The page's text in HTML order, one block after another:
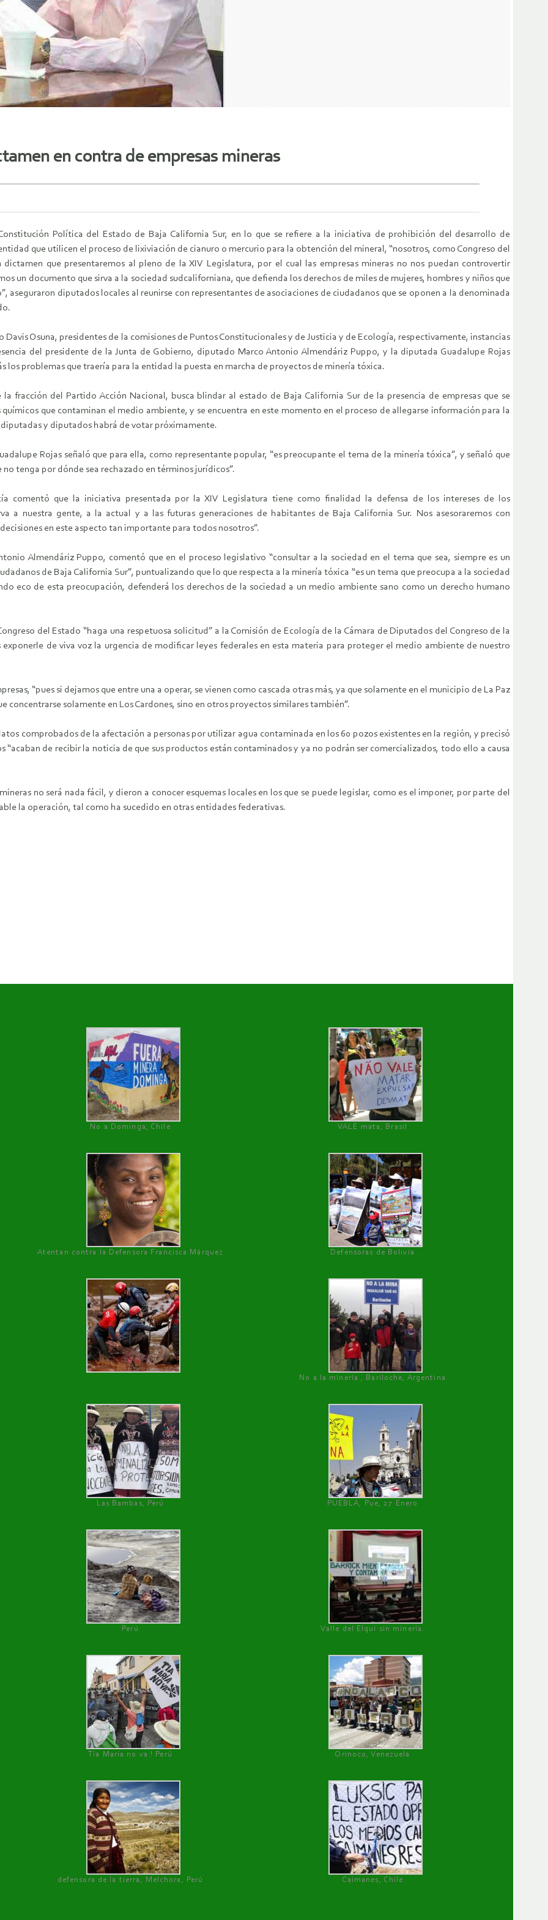
en contra de empresas mineras
Política del Estado de Baja California Sur, en lo que se refiere a la iniciativa de prohibición del desarrollo de
que utilicen el proceso de lixiviación de cianuro o mercurio para la obtención del mineral, “nosotros, como Congreso del
dictamen que presentaremos al pleno de la XIV Legislatura, por el cual las empresas mineras no nos puedan controvertir
un documento que sirva a la sociedad sudcaliforniana, que defienda los derechos de miles de mujeres, hombres y niños que
aseguraron diputados locales al reunirse con representantes de asociaciones de ciudadanos que se oponen a la denominada
Osuna, presidentes de la comisiones de Puntos Constitucionales y de Justicia y de Ecología, respectivamente, instancias
del presidente de la Junta de Gobierno, diputado Marco Antonio Almendáriz Puppo, y la diputada Guadalupe Rojas
los problemas que traería para la entidad la puesta en marcha de proyectos de minería tóxica.
fracción del Partido Acción Nacional, busca blindar al estado de Baja California Sur de la presencia de empresas que se
que contaminan el medio ambiente, y se encuentra en este momento en el proceso de allegarse información para la
y diputados habrá de votar próximamente.
Rojas señaló que para ella, como representante popular, “es preocupante el tema de la minería tóxica”, y señaló que
tenga por dónde sea rechazado en términos jurídicos”.
comentó que la iniciativa presentada por la XIV Legislatura tiene como finalidad la defensa de los intereses de los
a nuestra gente, a la actual y a las futuras generaciones de habitantes de Baja California Sur. Nos asesoraremos con
en este aspecto tan importante para todos nosotros”.
Almendáriz Puppo, comentó que en el proceso legislativo “consultar a la sociedad en el tema que sea, siempre es un
de Baja California Sur”, puntualizando que lo que respecta a la minería tóxica “es un tema que preocupa a la sociedad
eco de esta preocupación, defenderá los derechos de la sociedad a un medio ambiente sano como un derecho humano
del Estado “haga una respetuosa solicitud” a la Comisión de Ecología de la Cámara de Diputados del Congreso de la
de viva voz la urgencia de modificar leyes federales en esta materia para proteger el medio ambiente de nuestro
“pues si dejamos que entre una a operar, se vienen como cascada otras más, ya que solamente en el municipio de La Paz
concentrarse solamente en Los Cardones, sino en otros proyectos similares también”.
comprobados de la afectación a personas por utilizar agua contaminada en los 60 pozos existentes en la región, y precisó
“acaban de recibir la noticia de que sus productos están contaminados y ya no podrán ser comercializados, todo ello a causa
no será nada fácil, y dieron a conocer esquemas locales en los que se puede legislar, como es el imponer, por parte del
la operación, tal como ha sucedido en otras entidades federativas.
No a Dominga, Chile
VALE mata, Brasil
Atentan contra la Defensora Francisca Márquez Defensoras de Bolivia
No a la minería , Bariloche, Argentina
Las Bambas, Perú PUEBLA, Pue, 27 Enero
Perú Valle del Elqui sin minería.
Tía María no va ! Perú Orinoco, Venezuela
defensora de la tierra, Melchora, Perú Caimanes, Chile